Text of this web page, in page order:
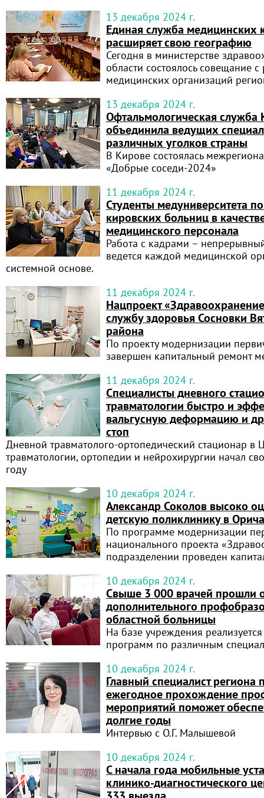
13 декабря 2024 г.
Единая служба медицинских
расширяет свою географию
Сегодня в министерстве
области состоялось совещание
медицинских организаций
13 декабря 2024 г.
Офтальмологическая служба
объединила ведущих
различных уголков страны
В Кирове состоялась
«Добрые соседи-2024»
11 декабря 2024 г.
Студенты медуниверситета
кировских больниц в
медицинского персонала
Работа с кадрами –
ведется каждой медицинской
системной основе.
11 декабря 2024 г.
Нацпроект
службу здоровья Сосновки
района
По проекту модернизации
завершен капитальный ремонт
11 декабря 2024 г.
Специалисты дневного
травматологии быстро и
вальгусную деформацию и
стоп
Дневной травматолого-ортопедический стационар в
травматологии, ортопедии и нейрохирургии начал
году
10 декабря 2024 г.
Александр Соколов высоко
детскую поликлинику в
По программе модернизации
национального проекта
подразделении проведен
10 декабря 2024 г.
Свыше 3 000 врачей прошли
дополнительного
областной больницы
На базе учреждения
программ по различным
10 декабря 2024 г.
Главный специалист региона
ежегодное прохождение
мероприятий поможет
долгие годы
Интервью с О.Г. Малышевой
10 декабря 2024 г.
С начала года мобильные
клинико-диагностического